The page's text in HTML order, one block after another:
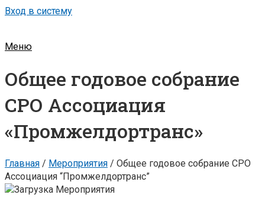
Вход в систему
Меню
Общее годовое собрание
СРО Ассоциация
«Промжелдортранс»
Главная / Мероприятия / Общее годовое собрание СРО
Ассоциация “Промжелдортранс”